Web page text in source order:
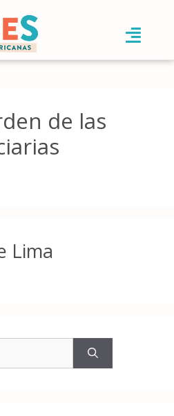
de las
Lima